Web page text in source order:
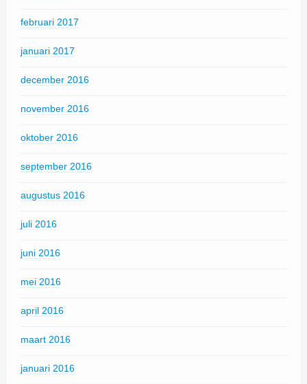
februari 2017
januari 2017
december 2016
november 2016
oktober 2016
september 2016
augustus 2016
juli 2016
juni 2016
mei 2016
april 2016
maart 2016
januari 2016